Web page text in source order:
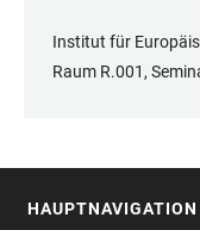
Institut für
Raum R.001,
HAUPTNAVIGATION